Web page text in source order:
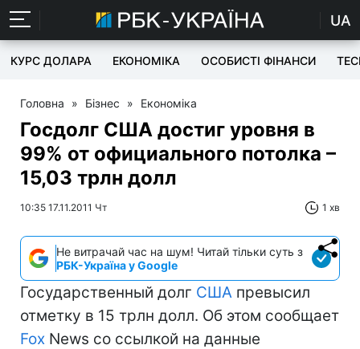
UA
КУРС ДОЛАРА ЕКОНОМІКА ОСОБИСТІ ФІНАНСИ
Головна » Бізнес » Економіка
Госдолг США достиг уровня в
99% от официального потолка –
15,03 трлн долл
10:35 17.11.2011 Чт 1 хв
Не витрачай час на шум! Читай тільки суть з
РБК-Україна у Google
Государственный долг США превысил
отметку в 15 трлн долл. Об этом сообщает
Fox News со ссылкой на данные